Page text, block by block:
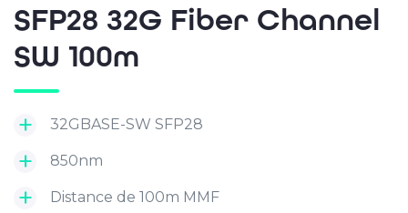
SFP28 32G Fiber Channel
SW 100m
32GBASE-SW SFP28
850nm
Distance de 100m MMF